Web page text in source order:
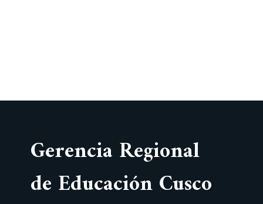
Gerencia Regional
de Educación Cusco